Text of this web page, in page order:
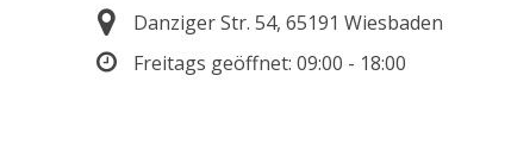
Danziger Str. 54, 65191 Wiesbaden
Freitags geöffnet: 09:00 - 18:00